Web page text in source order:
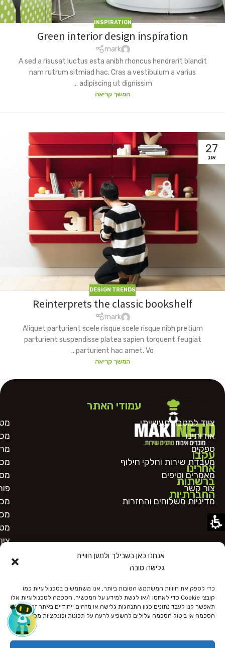
אנחנו כאן בשבילך ולמען חוויית
גלישה טובה
כדי לספק את חוויות המשתמש הטובות ביותר, אנו משתמשים בטכנולוגיות כמו
קובצי Cookie כדי לאחסן ו/או לגשת למידע על המכשיר. הסכמה לטכנולוגיות אלו
תאפשר לנו לעבד נתונים כגון התנהגות גלישה או מזהים ייחודיים באתר זה. אי
הסכמה או ביטול הסכמה עלולים להשפיע לרעה על תכונות ופונקציות מסוימות.
INSPIRATION
Green interior design inspiration
mark
A sed a risusat luctus esta anibh rhoncus hendrerit blandit
nam rutrum sitmiad hac. Cras a vestibulum a varius
adipiscing ut dignissim ...
המשך קריאה
27
אוג
DESIGN TRENDS
Reinterprets the classic bookshelf
mark
Aliquet parturient scele risque scele risque nibh pretium
parturient suspendisse platea sapien torquent feugiat
parturient hac amet. Vo...
המשך קריאה
עקבו
אחרינו
ברשתות
החברתיות
עמודי האתר
ציוד למטבח תעשייתי
אודותינו
ספקים
מעבדת שירות וחלקי חילוף
מאמרים וטיפים
צור קשר
מדיניות משלוחים והחזרות
כל הזכויות שמורות
מדיניות פרטיות